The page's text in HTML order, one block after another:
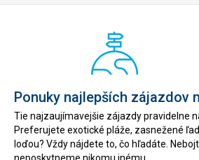
Ponuky najlepších zájazdov
Tie najzaujímavejšie zájazdy pravidelne
Preferujete exotické pláže, zasnežené
loďou? Vždy nájdete to, čo hľadáte.